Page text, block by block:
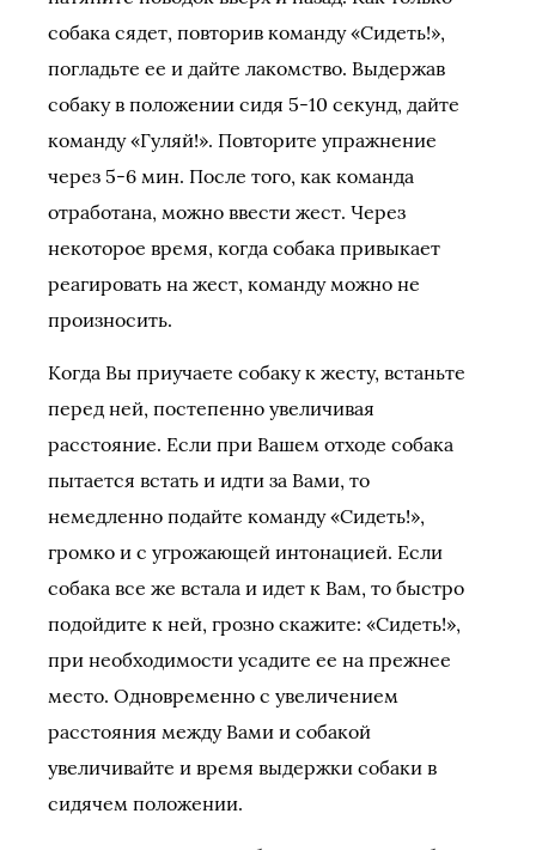
собака сядет, повторив команду «Сидеть!»,
погладьте ее и дайте лакомство. Выдержав
собаку в положении сидя 5-10 секунд, дайте
команду «Гуляй!». Повторите упражнение
через 5-6 мин. После того, как команда
отработана, можно ввести жест. Через
некоторое время, когда собака привыкает
реагировать на жест, команду можно не
произносить.
Когда Вы приучаете собаку к жесту, встаньте
перед ней, постепенно увеличивая
расстояние. Если при Вашем отходе собака
пытается встать и идти за Вами, то
немедленно подайте команду «Сидеть!»,
громко и с угрожающей интонацией. Если
собака все же встала и идет к Вам, то быстро
подойдите к ней, грозно скажите: «Сидеть!»,
при необходимости усадите ее на прежнее
место. Одновременно с увеличением
расстояния между Вами и собакой
увеличивайте и время выдержки собаки в
сидячем положении.